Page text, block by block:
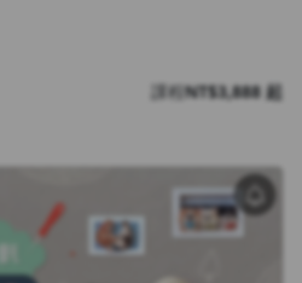
課程NT$3,888 起